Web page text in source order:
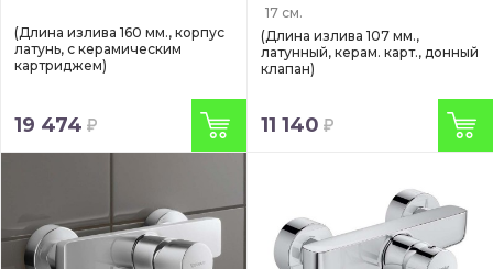
(Длина излива 160 мм., корпус
латунь, с керамическим
картриджем)
19 474
17 см.
(Длина излива 107 мм.,
латунный, керам. карт., донный
клапан)
11 140